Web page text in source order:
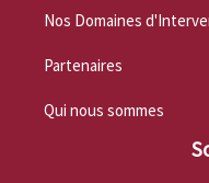
Nos Domaines
Partenaires
Qui nous sommes